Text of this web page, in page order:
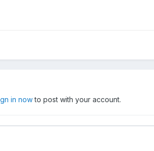
in nowto post with your account.